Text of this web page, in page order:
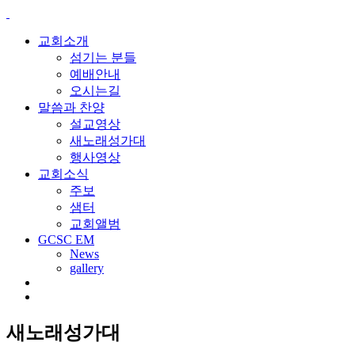
교회소개
섬기는 분들
예배안내
오시는길
말씀과 찬양
설교영상
새노래성가대
행사영상
교회소식
주보
샘터
교회앨범
GCSC EM
News
gallery
새노래성가대